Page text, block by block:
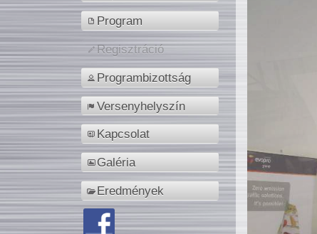
Program
Regisztráció
Programbizottság
Versenyhelyszín
Kapcsolat
Galéria
Eredmények